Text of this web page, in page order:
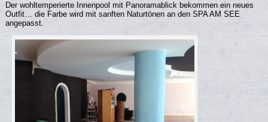
Der wohltemperierte Innenpool mit Panoramablick bekommen ein neues
Outfit… die Farbe wird mit sanften Naturtönen an den SPA AM SEE
angepasst.